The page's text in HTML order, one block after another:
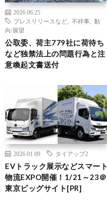
2026.06.25
プレスリリースなど
不祥事
動
向/展望
公取委、荷主779社に荷待ち
など独禁法上の問題行為と注
意喚起文書送付
2026.01.09 タイアップ2
EVトラック展示などスマート
物流EXPO開催！1/21～23＠
東京ビッグサイト[PR]